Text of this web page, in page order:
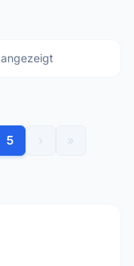
angezeigt
5